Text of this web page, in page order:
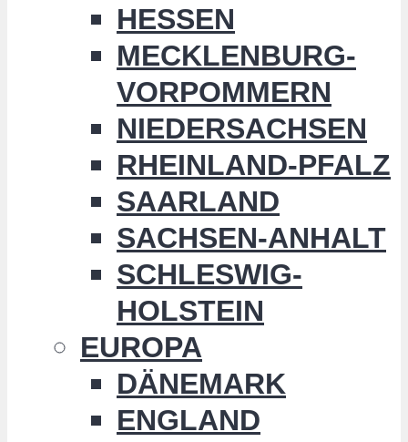
HESSEN
MECKLENBURG-
VORPOMMERN
NIEDERSACHSEN
RHEINLAND-PFALZ
SAARLAND
SACHSEN-ANHALT
SCHLESWIG-
HOLSTEIN
EUROPA
DÄNEMARK
ENGLAND